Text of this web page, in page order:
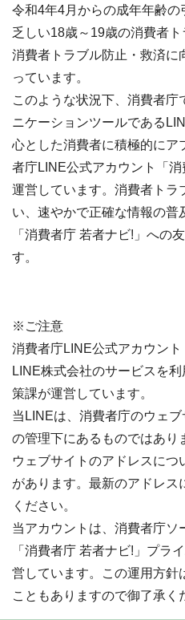
令和4年4月からの成年年齢
乏しい18歳～19歳の消費者ト
消費者トラブル防止・救済に
っています。
このような状況下、消費者庁
ニケーションツールである
心とした消費者に積極的にア
者庁LINE公式アカウント「消
運営しています。消費者トラ
い、速やかで正確な情報の普
「消費者庁 若者ナビ!」への
す。
※ご注意
消費者庁LINE公式アカウント
LINE株式会社のサービスを
策課が運営しています。
当LINEは、消費者庁のウェ
の管理下にあるものではあり
ウェブサイトのアドレスにつ
があります。最新のアドレ
ください。
当アカウントは、消費者庁ソ
「消費者庁 若者ナビ!」プラ
営しています。この運用方針
こともありますので御了承く